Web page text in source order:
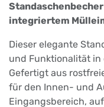
integriertem
Dieser elegante
und Funktionalität in
Gefertigt aus
für den Innen- und
Eingangsbereich,